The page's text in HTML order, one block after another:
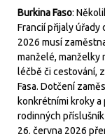
Burkina Faso:
Francií přijaly úřady
2026 musí
manželé, manželky
léčbě či cestování,
Fasa. Dotčení
konkrétními kroky
rodinných
26. června 2026